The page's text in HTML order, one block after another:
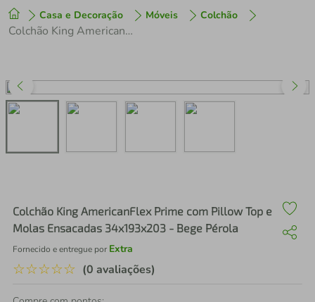
Casa e Decoração Móveis Colchão
Colchão King AmericanFlex Prime com Pillow Top e Molas Ensacadas 34x193x203 - Bege Pérola
Colchão King AmericanFlex Prime com Pillow Top e
Molas Ensacadas 34x193x203 - Bege Pérola
Fornecido e entregue por Extra
☆☆☆☆☆ (0 avaliações)
1º tenis
perfume